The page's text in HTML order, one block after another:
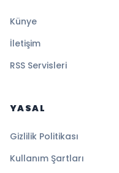
Künye
İletişim
RSS Servisleri
YASAL
Gizlilik Politikası
Kullanım Şartları